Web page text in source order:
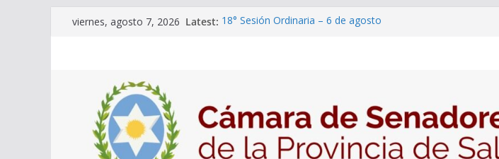
Skipviernes, agosto 7, 2026 Latest: 18° Sesión Ordinaria – 6 de agosto
Expte. Nº 90-34.516/2026 – 06/08/26 – Créase el Ente Salteño
de Protección y Control Vegetal